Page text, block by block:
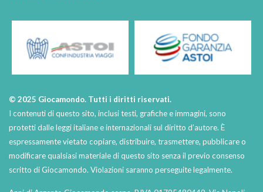
© 2025 Giocamondo. Tutti i diritti riservati.
I contenuti di questo sito, inclusi testi, grafiche e immagini, sono
protetti dalle leggi italiane e internazionali sul diritto d’autore. È
espressamente vietato copiare, distribuire, trasmettere, pubblicare o
modificare qualsiasi materiale di questo sito senza il previo consenso
scritto di Giocamondo. Violazioni saranno perseguite legalmente.